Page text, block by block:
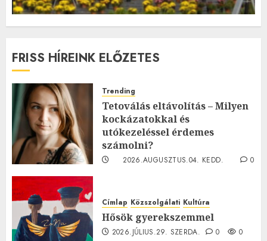
FRISS HÍREINK ELŐZETES
Trending
Tetoválás eltávolítás – Milyen
kockázatokkal és
utókezeléssel érdemes
számolni?
2026.AUGUSZTUS.04. KEDD.
0
Címlap Közszolgálati Kultúra
Hősök gyerekszemmel
2026.JÚLIUS.29. SZERDA. 0 0